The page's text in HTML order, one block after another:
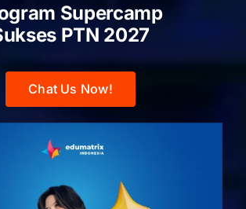
Supercamp
PTN 2027
Chat Us Now!